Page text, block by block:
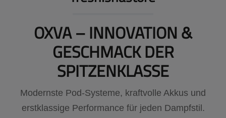
OXVA – INNOVATION &
GESCHMACK DER
SPITZENKLASSE
Modernste Pod-Systeme, kraftvolle Akkus und
erstklassige Performance für jeden Dampfstil.